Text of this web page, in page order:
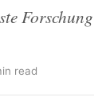
Forschung
read